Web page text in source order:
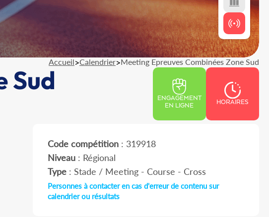
Accueil>Calendrier>Meeting Epreuves Combinées Zone Sud
Sud
ENGAGEMENT
EN LIGNE
HORAIRES
Code compétition: 319918
Niveau: Régional
Type: Stade / Meeting - Course - Cross
Personnes à contacter en cas d'erreur de contenu sur
calendrier ou résultats